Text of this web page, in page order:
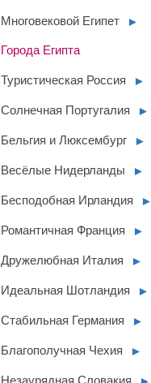
Многовековой Египет ►
Города Египта
Туристическая Россия ►
Солнечная Португалия ►
Бельгия и Люксембург ►
Весёлые Нидерланды ►
Бесподобная Ирландия ►
Романтичная Франция ►
Дружелюбная Италия ►
Идеальная Шотландия ►
Стабильная Германия ►
Благополучная Чехия ►
Незаурядная Словакия